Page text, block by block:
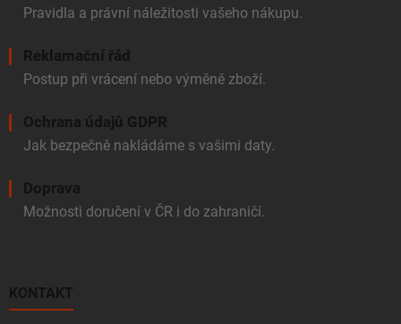
Pravidla a právní náležitosti vašeho nákupu.
Reklamační řád
Postup při vrácení nebo výměně zboží.
Ochrana údajů GDPR
Jak bezpečně nakládáme s vašimi daty.
Doprava
Možnosti doručení v ČR i do zahraničí.
KONTAKT